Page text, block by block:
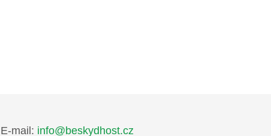
E-mail: info@beskydhost.cz